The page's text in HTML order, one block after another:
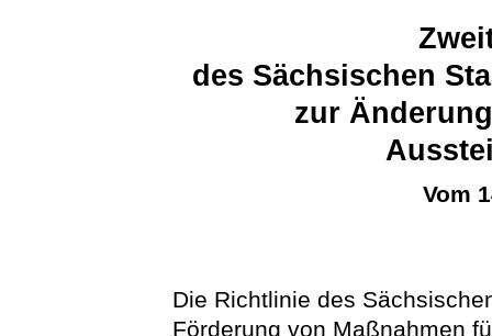
des Sächsischen
zur
Vom
Die Richtlinie des
Förderung von Maßnahmen